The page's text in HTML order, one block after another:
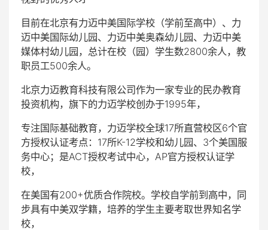
目前在北京有力迈中美国际学校（学前至高中）、力
迈中美国际幼儿园、力迈中美奥森幼儿园、力迈中美
媒体村幼儿园，总计在校（园）学生数2800余人，教
职员工500余人。
北京力迈教育科技有限公司作为一家专业的民办教育
投资机构，旗下的力迈学校创办于1995年，
专注国际基础教育，力迈学校全球17所直营校区6个官
方授权认证考点：17所K-12学校和幼儿园、3个美国服
务中心；是ACT授权考试中心，AP官方授权认证学
校，
在美国有200+优质合作院校。学校自学前到高中，同
步具有中美双学籍，培养的学生主要考取世界知名学
校，